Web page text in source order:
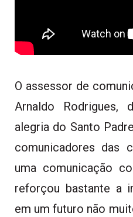
O assessor de
Arnaldo Rodrigues,
alegria do Santo
comunicadores das
uma comunicação
reforçou bastante a
em um futuro não